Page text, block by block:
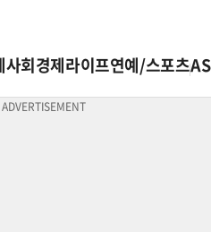
사회경제라이프연예/스포츠